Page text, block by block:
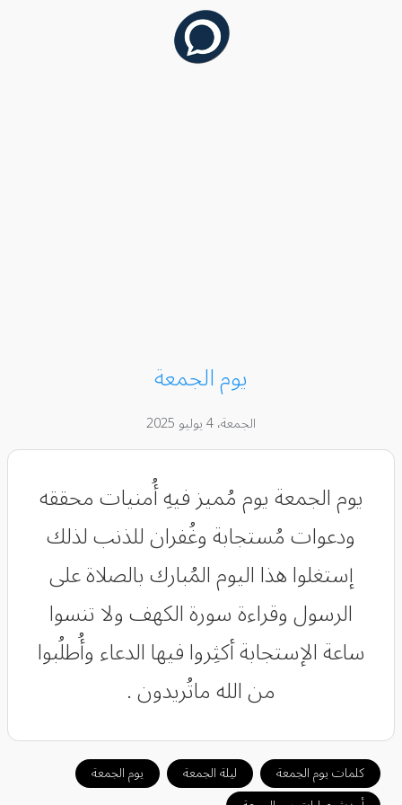
يوم الجمعة
الجمعة، 4 يوليو 2025
‏يوم الجمعة يوم مُميز فيهِ أُمنيات محققه
ودعوات مُستجابة وغُفران للذنب لذلك
إستغلوا هذا اليوم المُبارك بالصلاة على
الرسول وقراءة سورة الكهف ولا تنسوا
ساعة الإستجابة أكثِروا فيها الدعاء وأُطلُبوا
من الله ماتُريدون .
كلمات يوم الجمعة ليلة الجمعة
يوم الجمعة